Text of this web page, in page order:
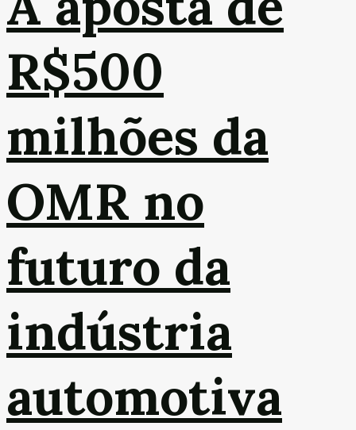
R$500
milhões da
OMR no
futuro da
indústria
automotiva